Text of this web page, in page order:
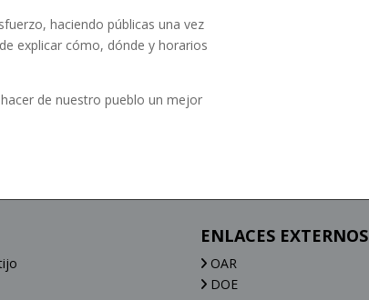
haciendo públicas una vez
explicar cómo, dónde y horarios
de nuestro pueblo un mejor
ENLACES EXTERNOS
OAR
DOE